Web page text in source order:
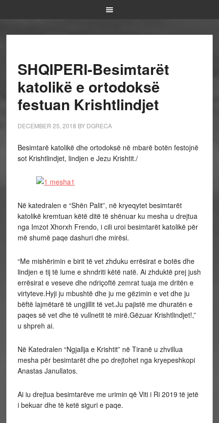
SHQIPERI-Besimtarët
katolikë e ortodoksë
festuan Krishtlindjet
DECEMBER 25, 2018 BY DGRECA
Besimtarë katolikë dhe ortodoksë në mbarë botën festojnë
sot Krishtlindjet, lindjen e Jezu Krishtit./
Në katedralen e “Shën Palit”, në kryeqytet besimtarët
katolikë kremtuan këtë ditë të shënuar ku mesha u drejtua
nga Imzot Xhorxh Frendo, i cili uroi besimtarët katolikë për
më shumë paqe dashuri dhe mirësi.
“Me mishërimin e birit të vet zhduku errësirat e botës dhe
lindjen e tij të lume e shndriti këtë natë. Ai zhduktë prej jush
errësirat e veseve dhe ndriçoftë zemrat tuaja me dritën e
virtyteve.Hyji ju mbushtë dhe ju me gëzimin e vet dhe ju
bëftë lajmëtarë të ungjillit të vet.Ju pajistë me dhuratën e
paqes së vet dhe të vullnetit të mirë.Gëzuar Krishtlindjet!,”
u shpreh ai.
Në Katedralen “Ngjallja e Krishtit” në Tiranë u zhvillua
mesha për besimtarët dhe po drejtohet nga kryepeshkopi
Anastas Janullatos.
Ai iu drejtua besimtarëve me urimin që Viti i Ri 2019 të jetë
i bekuar dhe të ketë siguri e paqe.